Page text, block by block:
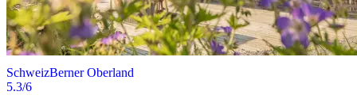
SchweizBerner Oberland
5.3/6